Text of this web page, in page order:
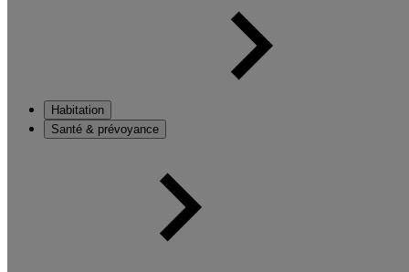
Habitation
Santé & prévoyance